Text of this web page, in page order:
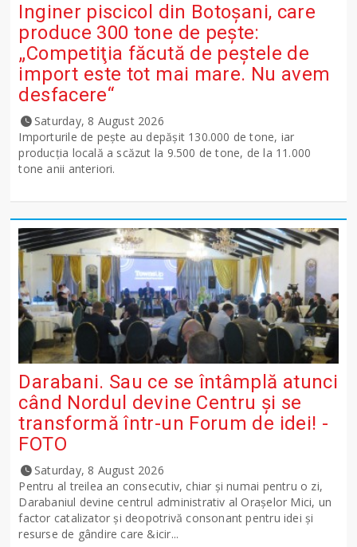
Inginer piscicol din Botoşani, care
produce 300 tone de peşte:
„Competiţia făcută de peştele de
import este tot mai mare. Nu avem
desfacere“
Saturday, 8 August 2026
Importurile de peşte au depăşit 130.000 de tone, iar
producţia locală a scăzut la 9.500 de tone, de la 11.000
tone anii anteriori.
Darabani. Sau ce se întâmplă atunci
când Nordul devine Centru și se
transformă într-un Forum de idei! -
FOTO
Saturday, 8 August 2026
Pentru al treilea an consecutiv, chiar și numai pentru o zi,
Darabaniul devine centrul administrativ al Orașelor Mici, un
factor catalizator și deopotrivă consonant pentru idei și
resurse de gândire care &icir...